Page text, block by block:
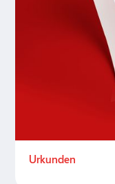
Urkunden